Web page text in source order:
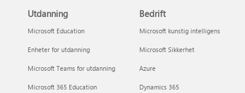
Utdanning
Microsoft Education
Enheter for utdanning
Microsoft Teams for utdanning
Microsoft 365 Education
Bedrift
Microsoft kunstig intelligens
Microsoft Sikkerhet
Azure
Dynamics 365